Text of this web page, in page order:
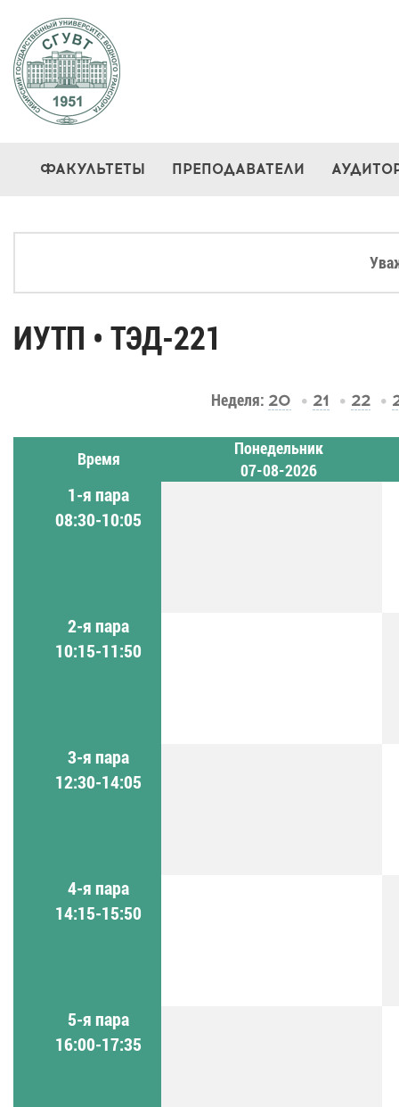
ФАКУЛЬТЕТЫ ПРЕПОДАВАТЕЛИ
ИУТП • ТЭД-221
Неделя: 20 21 22
Время
Понедельник
07-08-2026
1-я пара
08:30-10:05
2-я пара
10:15-11:50
3-я пара
12:30-14:05
4-я пара
14:15-15:50
5-я пара
16:00-17:35